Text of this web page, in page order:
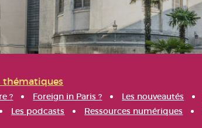
thématiques
? Foreign in Paris ? Les nouveautés
Les podcasts Ressources numériques